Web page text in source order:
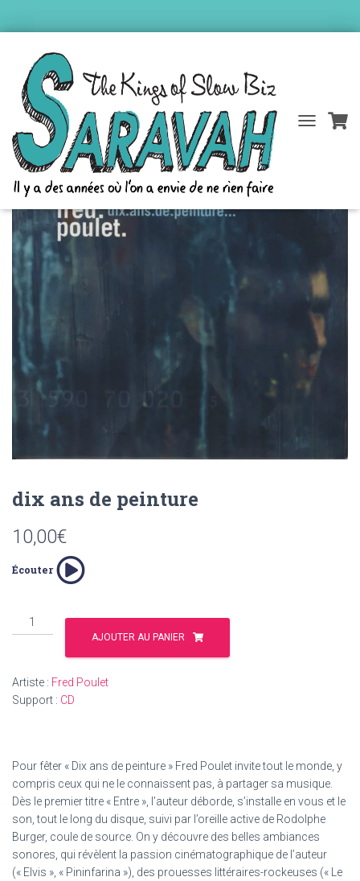
E
V
O
Accueil/ Catalogue Saravah / Fred Poulet / dix ans de peinture
dix ans de peinture
10,00€
Écouter
quantité
de
de
peinture
AJOUTER AU PANIER
Artiste : Fred Poulet
Support : CD
Pour fêter « Dix ans de peinture » Fred Poulet invite tout le monde, y
compris ceux qui ne le connaissent pas, à partager sa musique.
Dès le premier titre « Entre », l’auteur déborde, s’installe en vous et le
son, tout le long du disque, suivi par l’oreille active de Rodolphe
Burger, coule de source. On y découvre des belles ambiances
sonores, qui révèlent la passion cinématographique de l’auteur
(« Elvis », « Pininfarina »), des prouesses littéraires-rockeuses (« Le